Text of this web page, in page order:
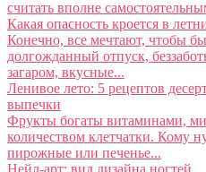
считать вполне
Какая опасность кроется в
Конечно, все мечтают, чтобы
долгожданный отпуск,
загаром, вкусные...
Ленивое лето: 5 рецептов
выпечки
Фрукты богаты витаминами,
количеством клетчатки. Кому
пирожные или печенье...